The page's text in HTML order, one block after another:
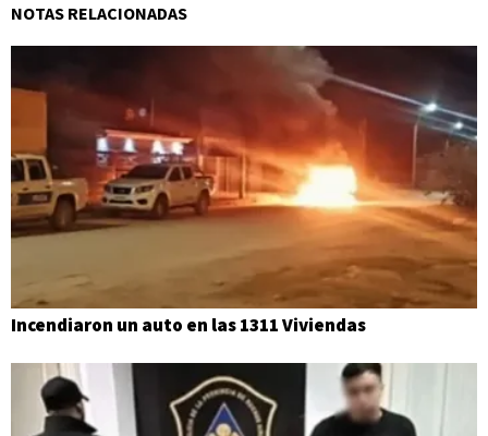
NOTAS RELACIONADAS
Incendiaron un auto en las 1311 Viviendas